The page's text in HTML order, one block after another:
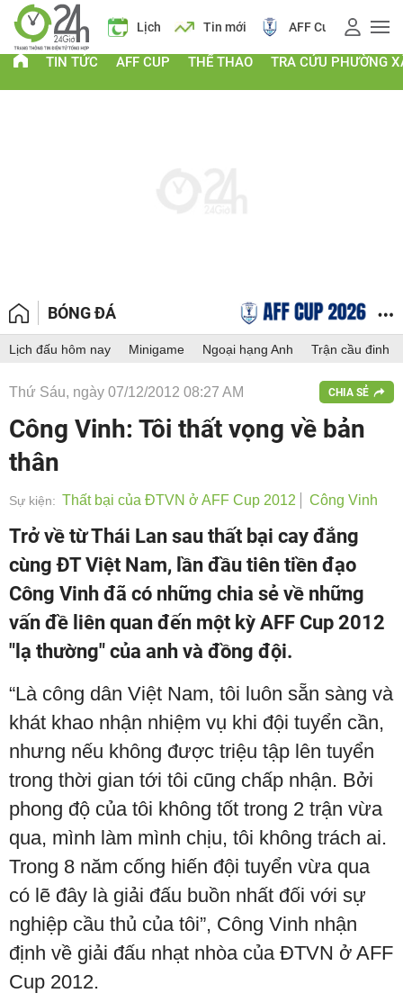
vàng Lịch Tin mới AFF Cup Điểm chuẩn 2026
TIN TỨC AFF CUP THỂ THAO TRA CỨU PHƯỜNG
BÓNG ĐÁ
Lịch đấu hôm nay Minigame Ngoại hạng Anh Trận cầu đinh
Thứ Sáu, ngày 07/12/2012 08:27 AM CHIA SẺ
Công Vinh: Tôi thất vọng về bản
thân
Sự kiện: Thất bại của ĐTVN ở AFF Cup 2012 Công Vinh
Trở về từ Thái Lan sau thất bại cay đắng
cùng ĐT Việt Nam, lần đầu tiên tiền đạo
Công Vinh đã có những chia sẻ về những
vấn đề liên quan đến một kỳ AFF Cup 2012
"lạ thường" của anh và đồng đội.
“Là công dân Việt Nam, tôi luôn sẵn sàng và
khát khao nhận nhiệm vụ khi đội tuyển cần,
nhưng nếu không được triệu tập lên tuyển
trong thời gian tới tôi cũng chấp nhận. Bởi
phong độ của tôi không tốt trong 2 trận vừa
qua, mình làm mình chịu, tôi không trách ai.
Trong 8 năm cống hiến đội tuyển vừa qua
có lẽ đây là giải đấu buồn nhất đối với sự
nghiệp cầu thủ của tôi”, Công Vinh nhận
định về giải đấu nhạt nhòa của ĐTVN ở AFF
Cup 2012.